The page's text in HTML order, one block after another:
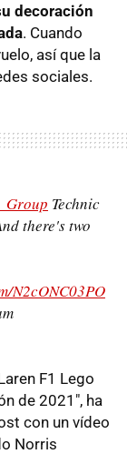
decoración
. Cuando
así que la
sociales.
Technic
there's two
N2cONC03PO
F1 Lego
de 2021", ha
con un vídeo
Norris